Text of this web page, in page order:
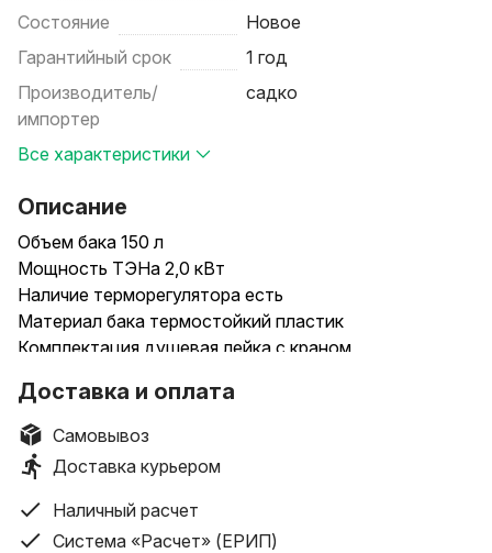
Состояние
Новое
Гарантийный срок
1 год
Производитель/
импортер
садко
Все характеристики
Описание
Объем бака 150 л
Мощность ТЭНа 2,0 кВт
Наличие терморегулятора есть
Материал бака термостойкий пластик
Комплектация душевая лейка с краном,
Максимальная температура нагрева воды 60 °С
Модель вертикальный
Страна производства Россия
Длина 660 мм
Ширина 501 мм
Вес 5.5 кг
Доставка и оплата
Самовывоз
Доставка курьером
Наличный расчет
Система «Расчет» (ЕРИП)